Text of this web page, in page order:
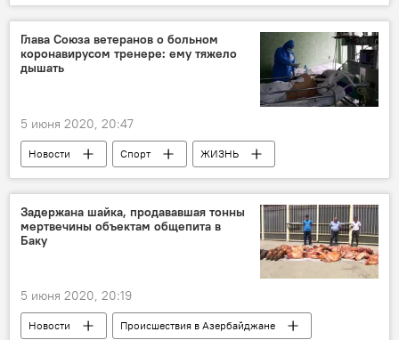
МЧС
карантин
изоляция
пляж
Глава Союза ветеранов о больном
коронавирусом тренере: ему тяжело
дышать
5 июня 2020, 20:47
Новости Спорт
ЖИЗНЬ
Азербайджан
Здоровье
Задержана шайка, продававшая тонны
мертвечины объектам общепита в
Баку
5 июня 2020, 20:19
Новости
Происшествия в Азербайджане